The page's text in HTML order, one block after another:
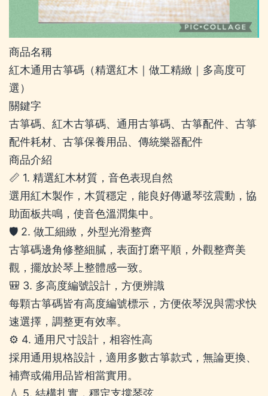
商品名稱
紅木通用古箏碼（精選紅木｜做工精緻｜多高度可
選）
關鍵字
古箏碼、紅木古箏碼、通用古箏碼、古箏配件、古箏
配件耗材、古箏保養用品、傳統樂器配件
商品介紹
📏 1. 精選紅木材質，音色表現自然
選用紅木製作，木質穩定，能良好傳遞琴弦震動，協
助面板共鳴，使音色溫潤集中。
🛡️ 2. 做工細緻，外型光滑整齊
古箏碼邊角修整細膩，表面打磨平順，外觀整齊美
觀，擺放於琴上整體感一致。
🎒 3. 多高度編號設計，方便辨識
每顆古箏碼皆有高度編號標示，方便依琴況與需求快
速選擇，調整更有效率。
⚙️ 4. 通用尺寸設計，相容性高
採用通用規格設計，適用多數古箏款式，無論更換、
補齊或備用品皆相當實用。